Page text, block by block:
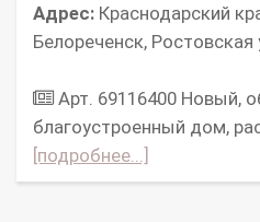
Адрес: Краснодарский
Белореченск, Ростовская
Арт. 69116400 Новый,
благоустроенный дом,
[подробнее...]